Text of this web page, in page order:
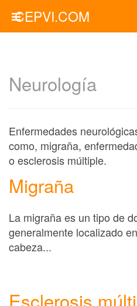
CEPVI.COM
Neurología
Enfermedades
como, migraña,
o esclerosis múltiple.
Migraña
La migraña es un tipo de
generalmente localizado
cabeza...
Esclerosis